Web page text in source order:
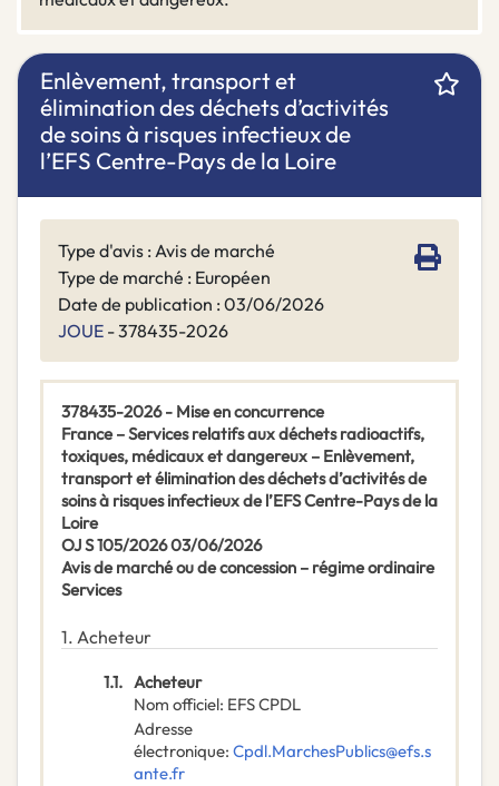
Enlèvement, transport et
élimination des déchets d’activités
de soins à risques infectieux de
l’EFS Centre-Pays de la Loire
Type d'avis : Avis de marché
Type de marché : Européen
Date de publication : 03/06/2026
JOUE - 378435-2026
378435-2026 - Mise en concurrence
France – Services relatifs aux déchets radioactifs,
toxiques, médicaux et dangereux – Enlèvement,
transport et élimination des déchets d’activités de
soins à risques infectieux de l’EFS Centre-Pays de la
Loire
OJ S 105/2026 03/06/2026
Avis de marché ou de concession – régime ordinaire
Services
1. Acheteur
1.1. Acheteur
Nom officiel: EFS CPDL
Adresse
électronique: Cpdl.MarchesPublics@efs.s
ante.fr